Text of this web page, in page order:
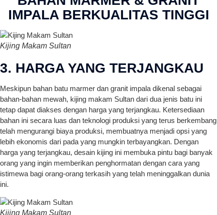
IMPALA BERKUALITAS TINGGI
Kijing Makam Sultan
3. HARGA YANG TERJANGKAU
Meskipun bahan batu marmer dan granit impala dikenal sebagai
bahan-bahan mewah, kijing makam Sultan dari dua jenis batu ini
tetap dapat diakses dengan harga yang terjangkau. Ketersediaan
bahan ini secara luas dan teknologi produksi yang terus berkembang
telah mengurangi biaya produksi, membuatnya menjadi opsi yang
lebih ekonomis dari pada yang mungkin terbayangkan. Dengan
harga yang terjangkau, desain kijing ini membuka pintu bagi banyak
orang yang ingin memberikan penghormatan dengan cara yang
istimewa bagi orang-orang terkasih yang telah meninggalkan dunia
ini.
Kijing Makam Sultan